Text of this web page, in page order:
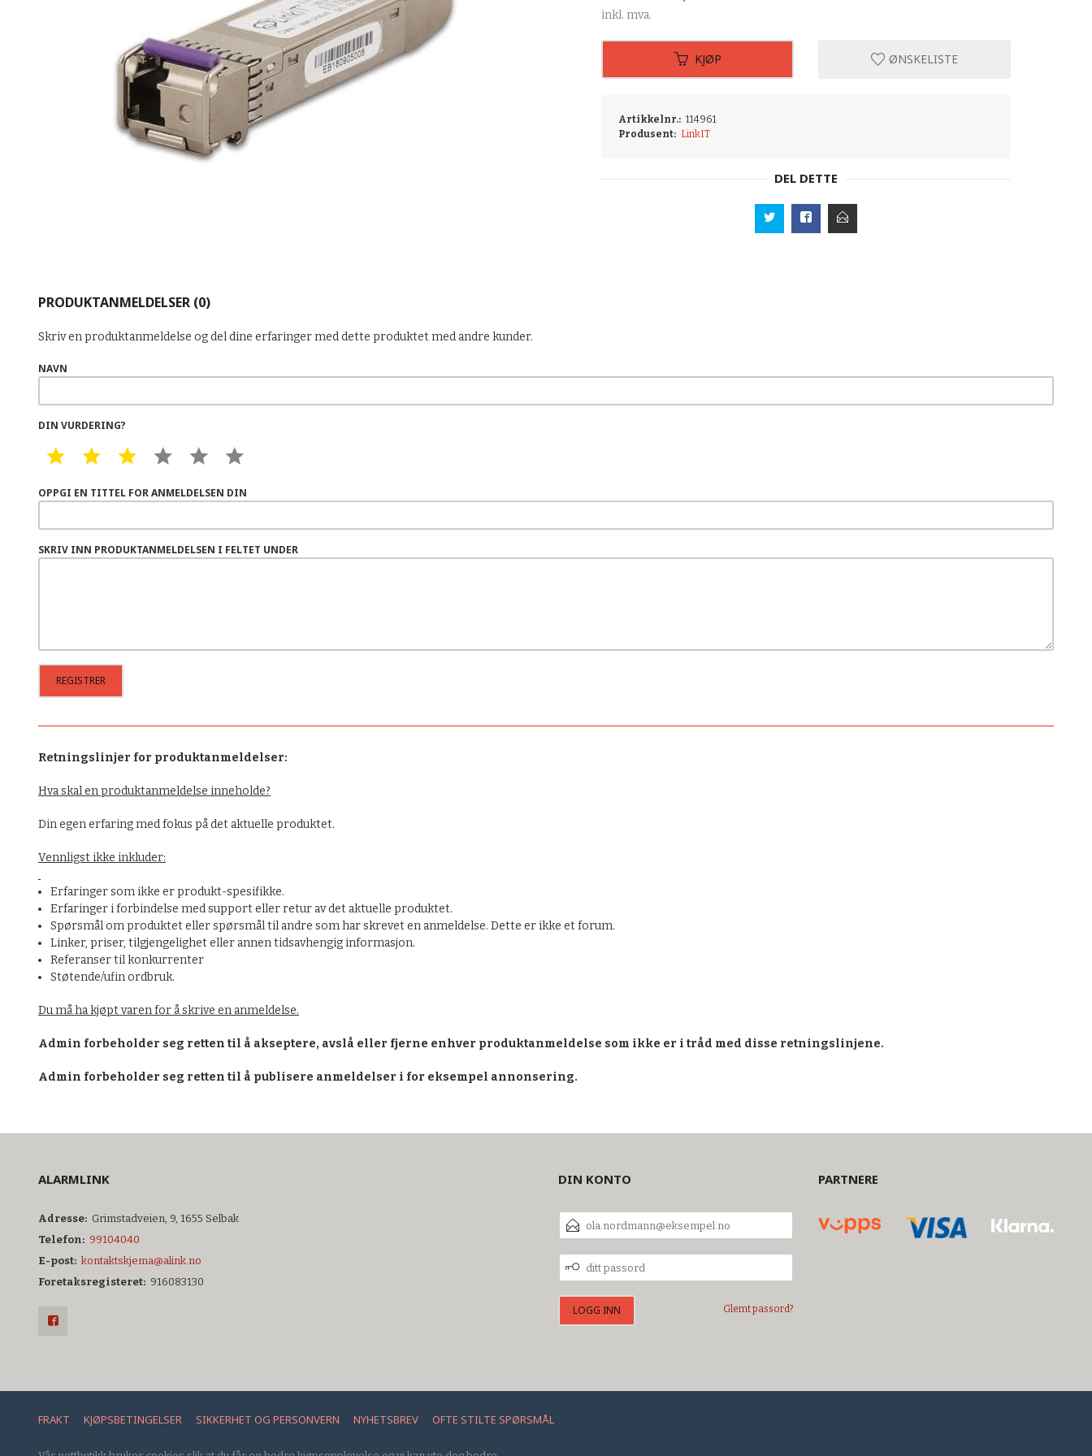
inkl. mva.
KJØP ØNSKELISTE
Artikkelnr.: 114961
Produsent: LinkIT
DEL DETTE
PRODUKTANMELDELSER (0)
Skriv en produktanmeldelse og del dine erfaringer med dette produktet med andre kunder.
NAVN
DIN VURDERING?
1 STAR2 STAR3 STAR4 STAR5 STAR
OPPGI EN TITTEL FOR ANMELDELSEN DIN
SKRIV INN PRODUKTANMELDELSEN I FELTET UNDER
Retningslinjer for produktanmeldelser:
Hva skal en produktanmeldelse inneholde?
Din egen erfaring med fokus på det aktuelle produktet.
Vennligst ikke inkluder:
Erfaringer som ikke er produkt-spesifikke.
Erfaringer i forbindelse med support eller retur av det aktuelle produktet.
Spørsmål om produktet eller spørsmål til andre som har skrevet en anmeldelse. Dette er ikke et forum.
Linker, priser, tilgjengelighet eller annen tidsavhengig informasjon.
Referanser til konkurrenter
Støtende/ufin ordbruk.
Du må ha kjøpt varen for å skrive en anmeldelse.
Admin forbeholder seg retten til å akseptere, avslå eller fjerne enhver produktanmeldelse som ikke er i tråd med disse retningslinjene.
Admin forbeholder seg retten til å publisere anmeldelser i for eksempel annonsering.
ALARMLINK
Adresse: Grimstadveien, 9, 1655 Selbak
Telefon: 99104040
E-post: kontaktskjema@alink.no
Foretaksregisteret: 916083130
DIN KONTO
E-
POSTADRESSE
DITT
PASSORD
Glemt passord?
PARTNERE
FRAKT KJØPSBETINGELSER SIKKERHET OG PERSONVERN NYHETSBREV OFTE STILTE SPØRSMÅL